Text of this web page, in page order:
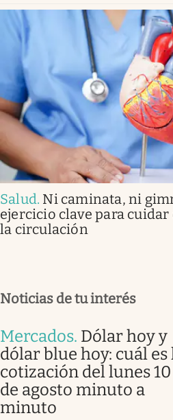
Salud. Ni caminata, ni
ejercicio clave para
la circulación
Noticias de tu interés
Mercados. Dólar hoy y
dólar blue hoy: cuál es
cotización del lunes 10
de agosto minuto a
minuto